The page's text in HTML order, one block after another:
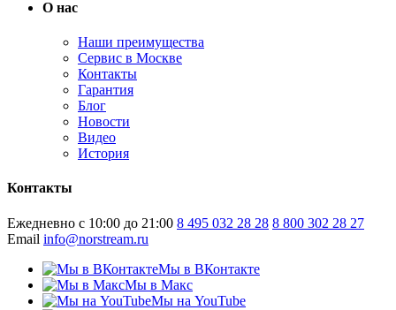
О нас
Наши преимущества
Сервис в Москве
Контакты
Гарантия
Блог
Новости
Видео
История
Контакты
Ежедневно с 10:00 до 21:00 8 495 032 28 28 8 800 302 28 27
Email info@norstream.ru
Мы в ВКонтакте
Мы в Макс
Мы на YouTube